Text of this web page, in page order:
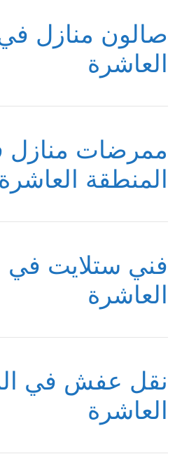
صالون منازل
العاشرة
ممرضات منازل
المنطقة العاشرة
فني ستلايت في
العاشرة
نقل عفش في
العاشرة